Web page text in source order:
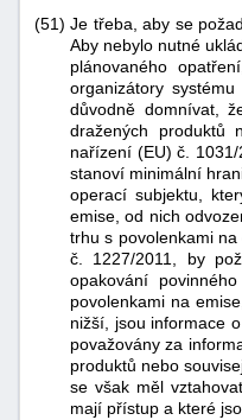
(51) Je třeba, aby se
Aby nebylo nutné
plánovaného
organizátory
důvodně domnívat,
dražených produktů
nařízení (EU) č.
stanoví minimální
operací subjektu,
emise, od nich
trhu s povolenkami
č. 1227/2011, by
opakování
povolenkami na
nižší, jsou informace
považovány za
produktů nebo
se však měl
mají přístup a které